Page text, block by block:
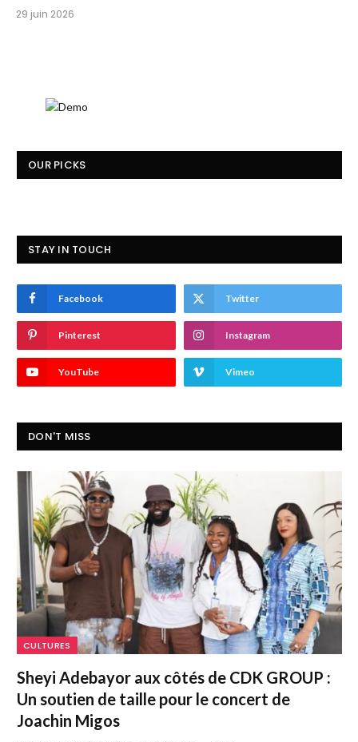
29 juin 2026
OUR PICKS
STAY IN TOUCH
Facebook Twitter
Pinterest Instagram
YouTube Vimeo
DON'T MISS
CULTURES
Sheyi Adebayor aux côtés de CDK GROUP :
Un soutien de taille pour le concert de
Joachin Migos